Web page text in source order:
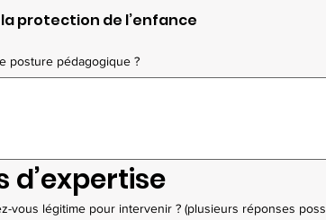
protection de l’enfance
posture pédagogique ?
d’expertise
vous légitime pour intervenir ? (plusieurs réponses